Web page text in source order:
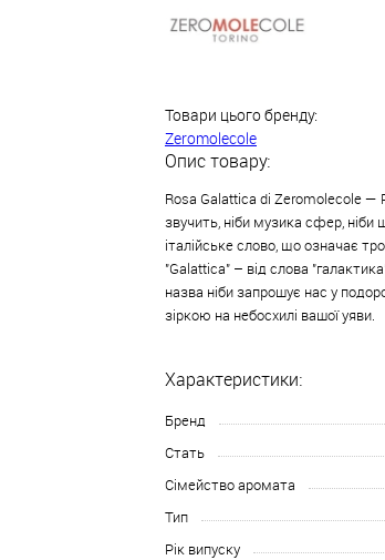
Товари цього бренду:
Zeromolecole
Опис товару:
Rosa Galattica di Zeromolecole —
звучить, ніби музика сфер, ніби
італійське слово, що означає
"Galattica" – від слова
назва ніби запрошує нас у
зіркою на небосхилі вашої уяви.
Характеристики:
Бренд
Стать
Сімейство аромата
Тип
Рік випуску